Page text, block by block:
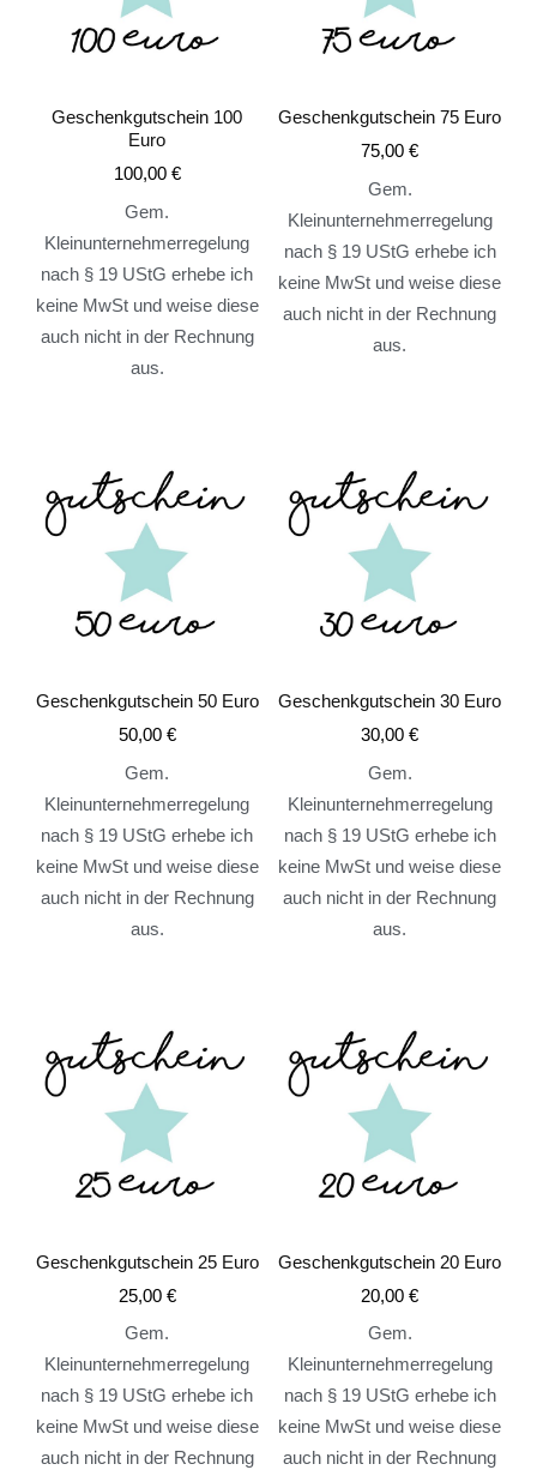
Geschenkgutschein 100
Euro
100,00 €
Gem.
Kleinunternehmerregelung
nach § 19 UStG erhebe ich
keine MwSt und weise diese
auch nicht in der Rechnung
aus.
Geschenkgutschein 75 Euro
75,00€
Gem.
Kleinunternehmerregelung
nach § 19 UStG erhebe ich
keine MwSt und weise diese
auch nicht in der Rechnung
aus.
Geschenkgutschein 50 Euro
50,00 €
Gem.
Kleinunternehmerregelung
nach § 19 UStG erhebe ich
keine MwSt und weise diese
auch nicht in der Rechnung
aus.
Geschenkgutschein 30 Euro
30,00€
Gem.
Kleinunternehmerregelung
nach § 19 UStG erhebe ich
keine MwSt und weise diese
auch nicht in der Rechnung
aus.
Geschenkgutschein 25 Euro
25,00 €
Gem.
Kleinunternehmerregelung
nach § 19 UStG erhebe ich
keine MwSt und weise diese
auch nicht in der Rechnung
Geschenkgutschein 20 Euro
20,00€
Gem.
Kleinunternehmerregelung
nach § 19 UStG erhebe ich
keine MwSt und weise diese
auch nicht in der Rechnung